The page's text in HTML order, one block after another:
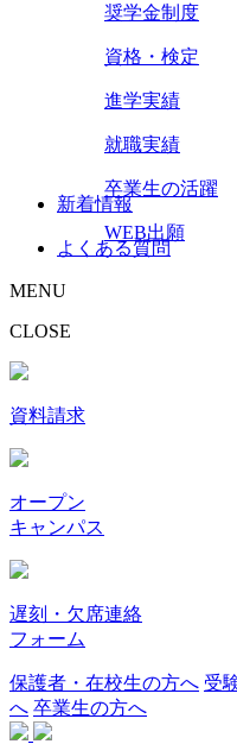
奨学金制度
資格・検定
進学実績
就職実績
卒業生の活躍
WEB出願
新着情報
よくある質問
MENU
CLOSE
資料請求
オープン
キャンパス
遅刻・欠席連絡
フォーム
保護者・在校生の方へ 受
へ 卒業生の方へ